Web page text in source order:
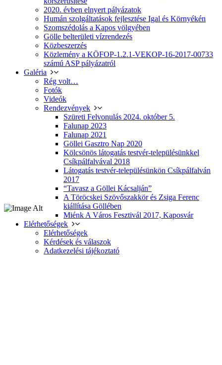
2020. évben elnyert pályázatok
Humán szolgáltatások fejlesztése Igal és Környékén
Szomszédolás a Kapos völgyében
Gölle belterületi vízrendezés
Közbeszerzés
Közlemény a KÖFOP-1.2.1-VEKOP-16-2017-00733
számú ASP pályázatról
Galéria
Rég volt…
Fotók
Videók
Rendezvények
Szüreti Felvonulás 2024. október 5.
Falunap 2023
Falunap 2021
Göllei Gasztro Nap 2020
Kölcsönös látogatás testvér-településünkkel
Csíkpálfalvával 2018
Látogatás testvér-településünkön Csíkpálfalván
2017
“Tavasz a Göllei Kácsalján”
A Töröcskei Szövőszakkör és Zsiga Ferenc
kiállítása Göllében
Miénk A Város Fesztivál 2017, Kaposvár
Elérhetőségek
Elérhetőségek
Kérdések és válaszok
Adatkezelési tájékoztató